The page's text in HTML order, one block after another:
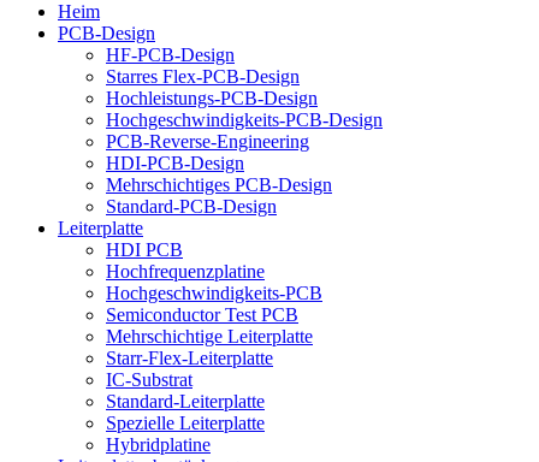
Heim
PCB-Design
HF-PCB-Design
Starres Flex-PCB-Design
Hochleistungs-PCB-Design
Hochgeschwindigkeits-PCB-Design
PCB-Reverse-Engineering
HDI-PCB-Design
Mehrschichtiges PCB-Design
Standard-PCB-Design
Leiterplatte
HDI PCB
Hochfrequenzplatine
Hochgeschwindigkeits-PCB
Semiconductor Test PCB
Mehrschichtige Leiterplatte
Starr-Flex-Leiterplatte
IC-Substrat
Standard-Leiterplatte
Spezielle Leiterplatte
Hybridplatine